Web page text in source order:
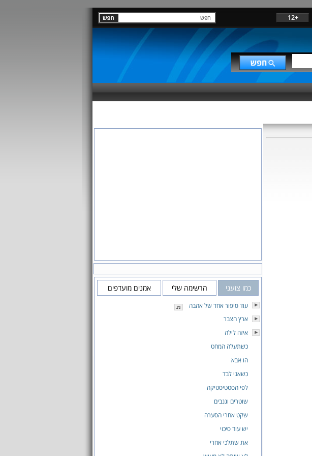
+12
כמו צועני הרשימה שלי אמנים מועדפים
עוד סיפור אחד של אהבה
ארץ הצבר
איזה לילה
כשתעלה המחט
הו אבא
כשאני לבד
לפי הסטטיסטיקה
שוטרים וגנבים
שקט אחרי הסערה
יש עוד סיכוי
את שתלכי אחרי